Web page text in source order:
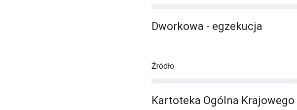
Dworkowa - egzekucja
Źródło
Kartoteka Ogólna Krajowego